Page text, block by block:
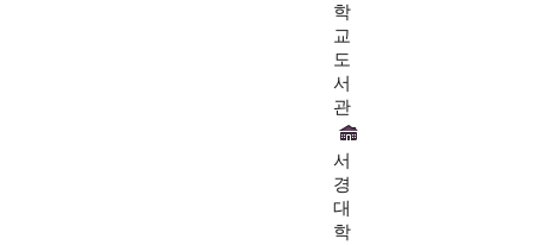
학
교
도
서
관
서
경
대
학